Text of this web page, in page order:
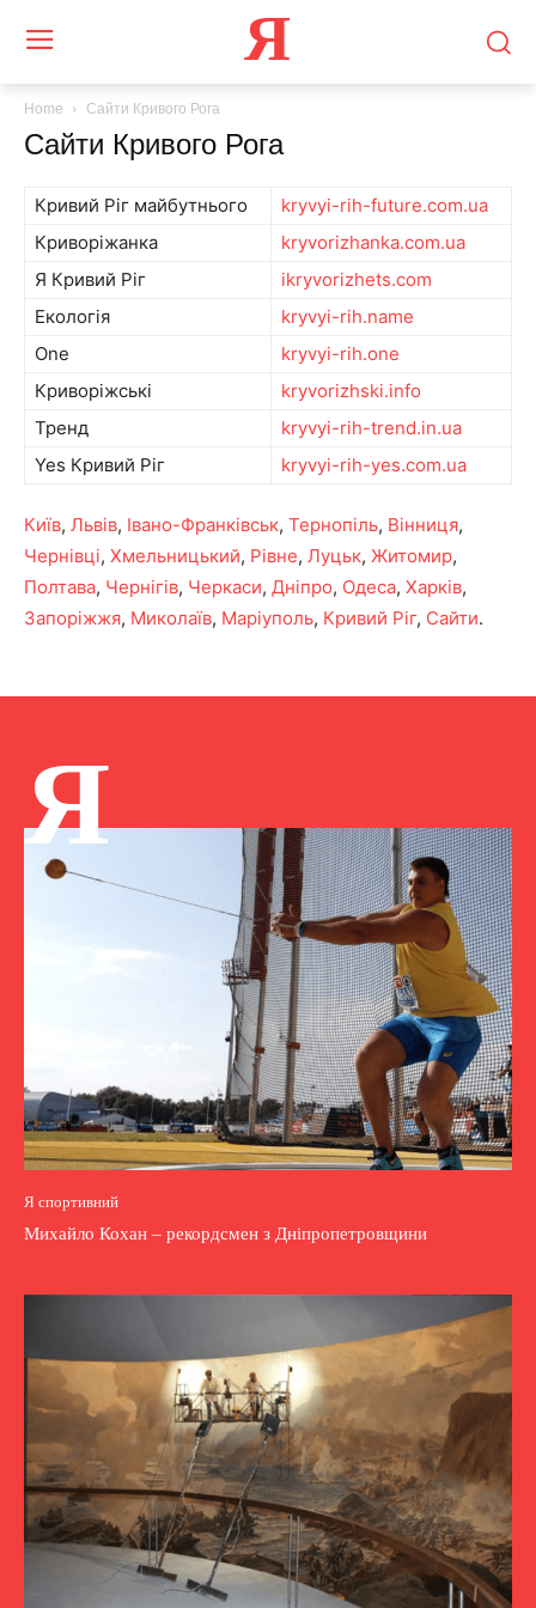
Я
Home Сайти Кривого Рога
Сайти Кривого Рога
Кривий Ріг майбутнього
kryvyi-rih-future.com.ua
Криворіжанка
kryvorizhanka.com.ua
Я Кривий Ріг
ikryvorizhets.com
Екологія
kryvyi-rih.name
One
kryvyi-rih.one
Криворіжські
kryvorizhski.info
Тренд
kryvyi-rih-trend.in.ua
Yes Кривий Ріг
kryvyi-rih-yes.com.ua
Київ, Львів, Івано-Франківськ, Тернопіль, Вінниця,
Чернівці, Хмельницький, Рівне, Луцьк, Житомир,
Полтава, Чернігів, Черкаси, Дніпро, Одеса, Харків,
Запоріжжя, Миколаїв, Маріуполь, Кривий Ріг, Сайти.
Я
Я спортивний
Михайло Кохан – рекордсмен з Дніпропетровщини